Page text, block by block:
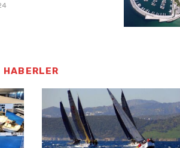
HABERLER